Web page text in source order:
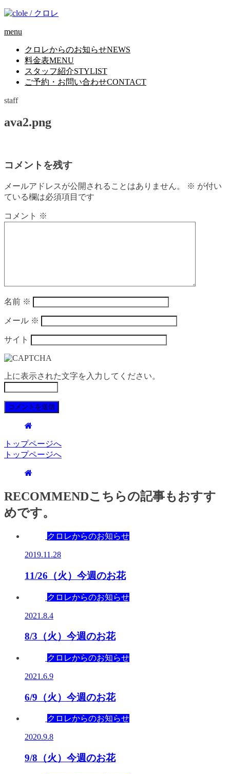
menu
クロレからのお知らせNEWS
料金表MENU
スタッフ紹介STYLIST
ご予約・お問い合わせCONTACT
staff
ava2.png
コメントを残す
メールアドレスが公開されることはありません。 ※ が付い
ている欄は必須項目です
コメント ※
名前 ※
メール ※
サイト
上に表示された文字を入力してください。
トップページへ
トップページへ
RECOMMENDこちらの記事もおすす
めです。
クロレからのお知らせ
2019.11.28
11/26（火）今週のお花
クロレからのお知らせ
2021.8.4
8/3（火）今週のお花
クロレからのお知らせ
2021.6.9
6/9（火）今週のお花
クロレからのお知らせ
2020.9.8
9/8（火）今週のお花